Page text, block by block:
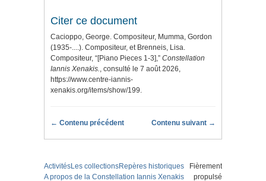
Citer ce document
Cacioppo, George. Compositeur, Mumma, Gordon
(1935-....). Compositeur, et Brenneis, Lisa.
Compositeur, “[Piano Pieces 1-3],” Constellation
Iannis Xenakis., consulté le 7 août 2026,
https://www.centre-iannis-
xenakis.org/items/show/199.
← Contenu précédent Contenu suivant →
ActivitésLes collectionsRepères historiques
A propos de la Constellation Iannis Xenakis
Fièrement
propulsé